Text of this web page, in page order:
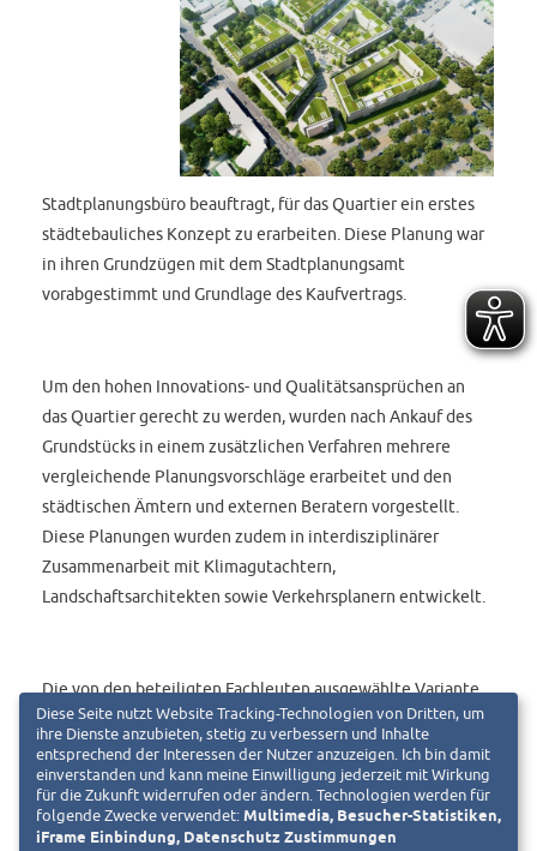
Stadtplanungsbüro beauftragt, für das Quartier ein erstes
städtebauliches Konzept zu erarbeiten. Diese Planung war
in ihren Grundzügen mit dem Stadtplanungsamt
vorabgestimmt und Grundlage des Kaufvertrags.
Um den hohen Innovations- und Qualitätsansprüchen an
das Quartier gerecht zu werden, wurden nach Ankauf des
Grundstücks in einem zusätzlichen Verfahren mehrere
vergleichende Planungsvorschläge erarbeitet und den
städtischen Ämtern und externen Beratern vorgestellt.
Diese Planungen wurden zudem in interdisziplinärer
Zusammenarbeit mit Klimagutachtern,
Landschaftsarchitekten sowie Verkehrsplanern entwickelt.
Die von den beteiligten Fachleuten ausgewählte Variante
wird den Anforderungen an Klimaschutz,
Freiraumqualitäten, Verkehr, Energie, Wohnqualität in
besonderem Maße gerecht und ist Grundlage der weiteren
Planung.
Diese Seite nutzt Website Tracking-Technologien von Dritten, um
ihre Dienste anzubieten, stetig zu verbessern und Inhalte
entsprechend der Interessen der Nutzer anzuzeigen. Ich bin damit
einverstanden und kann meine Einwilligung jederzeit mit Wirkung
für die Zukunft widerrufen oder ändern. Technologien werden für
folgende Zwecke verwendet: Multimedia, Besucher-Statistiken,
iFrame Einbindung, Datenschutz Zustimmungen